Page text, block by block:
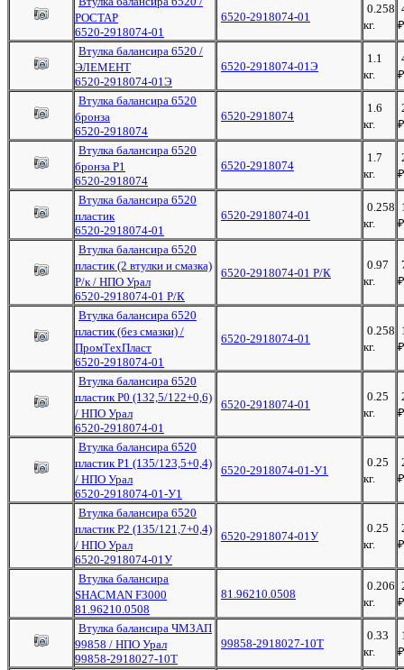
РОСТАР
6520-2918074-01
6520-2918074-01
0.258
кг.
₽
Втулка балансира 6520 /
ЭЛЕМЕНТ
6520-2918074-01Э
6520-2918074-01Э
1.1
кг.
₽
Втулка балансира 6520
бронза
6520-2918074
6520-2918074
1.6
кг.
₽
Втулка балансира 6520
бронза Р1
6520-2918074
6520-2918074
1.7
кг.
₽
Втулка балансира 6520
пластик
6520-2918074-01
6520-2918074-01
0.258
кг.
₽
Втулка балансира 6520
пластик (2 втулки и смазка)
Р/к / НПО Урал
6520-2918074-01 Р/К
6520-2918074-01 Р/К
0.97
кг.
₽
Втулка балансира 6520
пластик (без смазки) /
ПромТехПласт
6520-2918074-01
6520-2918074-01
0.258
кг.
₽
Втулка балансира 6520
пластик Р0 (132,5/122+0,6)
/ НПО Урал
6520-2918074-01
6520-2918074-01
0.25
кг.
₽
Втулка балансира 6520
пластик Р1 (135/123,5+0,4)
/ НПО Урал
6520-2918074-01-У1
6520-2918074-01-У1
0.25
кг.
₽
Втулка балансира 6520
пластик Р2 (135/121,7+0,4)
/ НПО Урал
6520-2918074-01У
6520-2918074-01У
0.25
кг.
₽
Втулка балансира
SHACMAN F3000
81.96210.0508
81.96210.0508
0.206
кг.
₽
Втулка балансира ЧМЗАП
99858 / НПО Урал
99858-2918027-10Т
99858-2918027-10Т
0.33
кг.
₽